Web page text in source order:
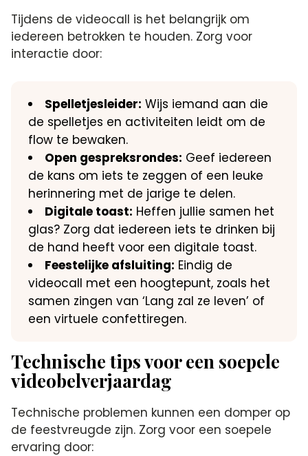
Tijdens de videocall is het belangrijk om
iedereen betrokken te houden.​ Zorg voor
interactie door:
Spelletjesleider: Wijs iemand aan die
de spelletjes en activiteiten leidt om de
flow te bewaken.​
Open gespreksrondes: Geef iedereen
de kans om iets te zeggen of een leuke
herinnering met de jarige te delen.​
Digitale toast: Heffen jullie samen het
glas? Zorg dat iedereen iets te drinken bij
de hand heeft voor een digitale toast.​
Feestelijke afsluiting: Eindig de
videocall met een hoogtepunt, zoals het
samen zingen van ‘Lang zal ze leven’ of
een virtuele confettiregen.​
Technische tips voor een soepele
videobelverjaardag
Technische problemen kunnen een domper op
de feestvreugde zijn.​ Zorg voor een soepele
ervaring door: